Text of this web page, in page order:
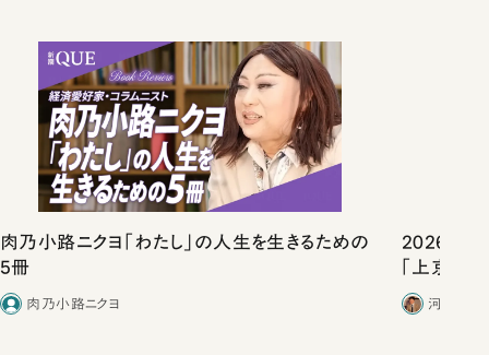
肉乃小路ニクヨ「わたし」の人生を生きるための
5冊
肉乃小路ニクヨ
2026年の
「上京物
河野有